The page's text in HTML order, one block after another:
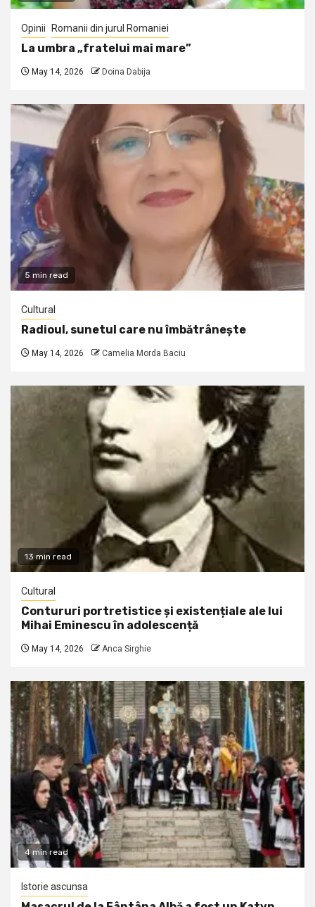
Opinii Romanii din jurul Romaniei
La umbra „fratelui mai mare”
May 14, 2026 Doina Dabija
5 min read
Cultural
Radioul, sunetul care nu îmbătrânește
May 14, 2026 Camelia Morda Baciu
13 min read
Cultural
Contururi portretistice și existențiale ale lui
Mihai Eminescu în adolescență
May 14, 2026 Anca Sirghie
4 min read
Istorie ascunsa